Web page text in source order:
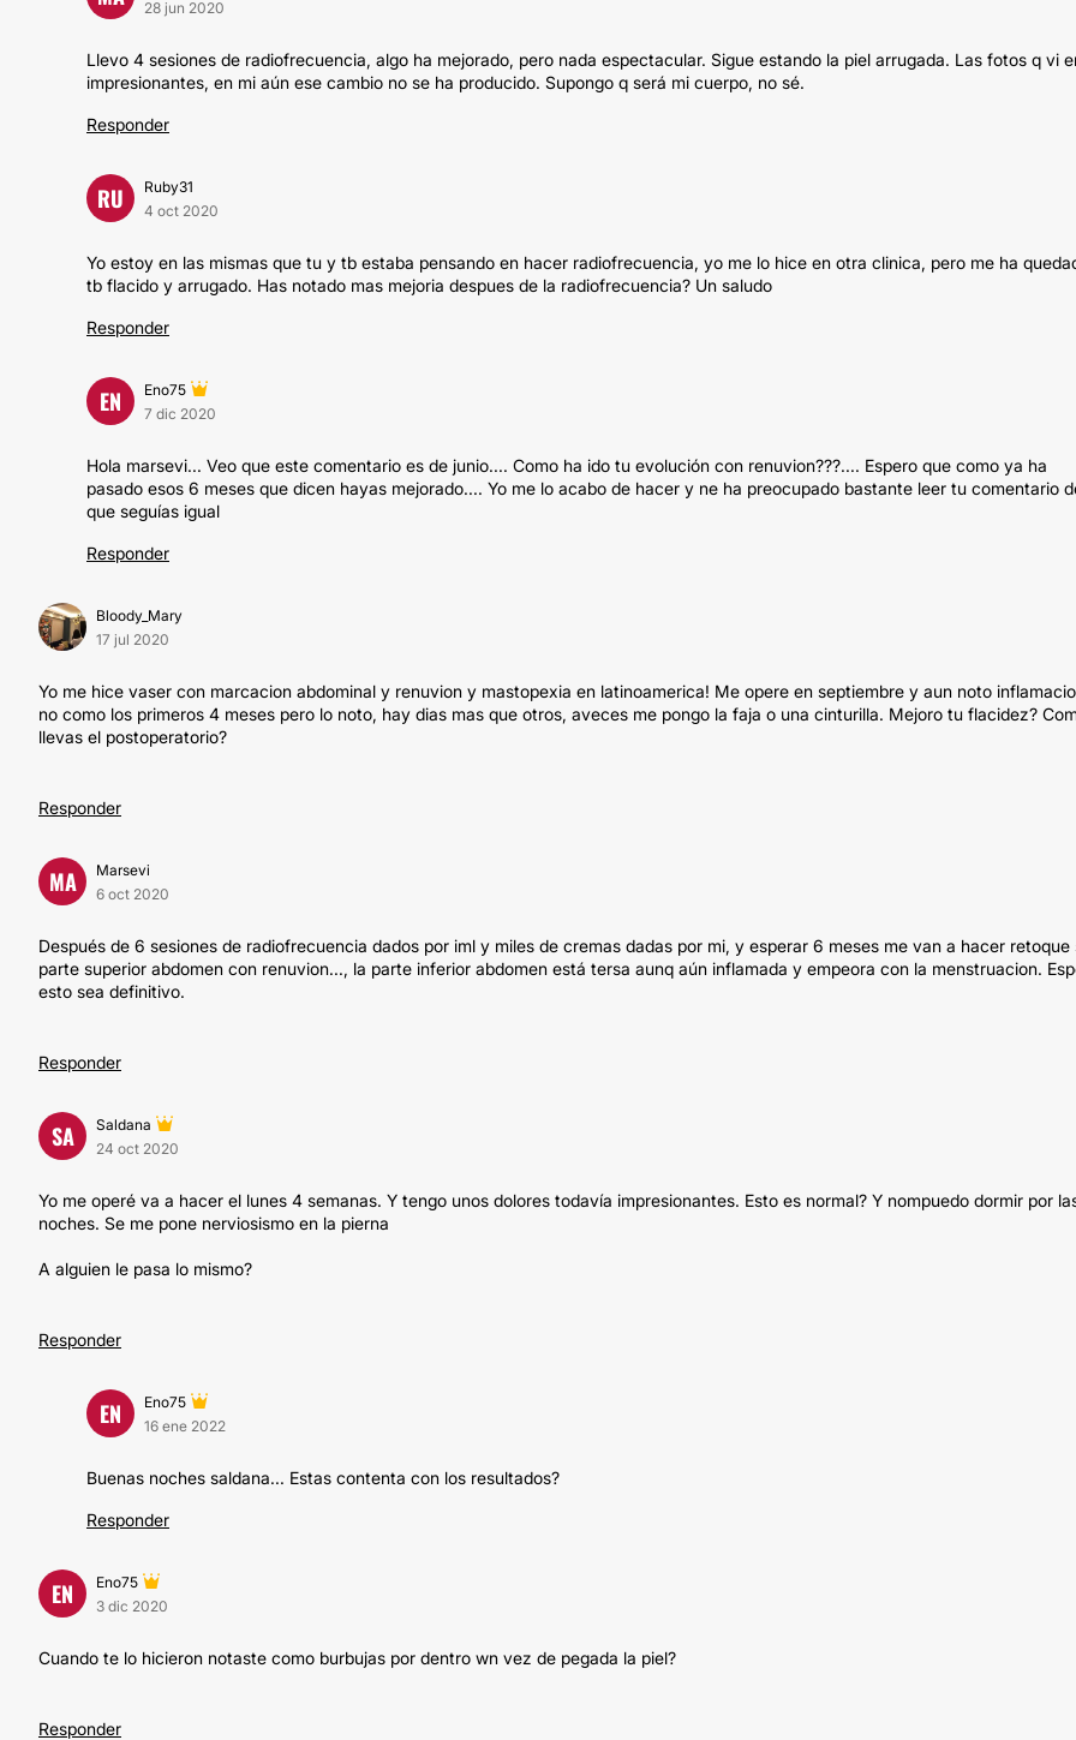
28 jun 2020
Llevo 4 sesiones de radiofrecuencia, algo ha mejorado, pero nada espectacular. Sigue estando la piel arrugada. Las fotos q vi
impresionantes, en mi aún ese cambio no se ha producido. Supongo q será mi cuerpo, no sé.
Responder
RU
Ruby31
4 oct 2020
Yo estoy en las mismas que tu y tb estaba pensando en hacer radiofrecuencia, yo me lo hice en otra clinica, pero me ha
tb flacido y arrugado. Has notado mas mejoria despues de la radiofrecuencia? Un saludo
Responder
EN
Eno75
7 dic 2020
Hola marsevi... Veo que este comentario es de junio.... Como ha ido tu evolución con renuvion???.... Espero que como ya ha
pasado esos 6 meses que dicen hayas mejorado.... Yo me lo acabo de hacer y ne ha preocupado bastante leer tu comentario
que seguías igual
Responder
Bloody_Mary
17 jul 2020
Yo me hice vaser con marcacion abdominal y renuvion y mastopexia en latinoamerica! Me opere en septiembre y aun noto
no como los primeros 4 meses pero lo noto, hay dias mas que otros, aveces me pongo la faja o una cinturilla. Mejoro tu flacidez?
llevas el postoperatorio?
Responder
MA
Marsevi
6 oct 2020
Después de 6 sesiones de radiofrecuencia dados por iml y miles de cremas dadas por mi, y esperar 6 meses me van a hacer retoque
parte superior abdomen con renuvion..., la parte inferior abdomen está tersa aunq aún inflamada y empeora con la menstruacion.
esto sea definitivo.
Responder
SA
Saldana
24 oct 2020
Yo me operé va a hacer el lunes 4 semanas. Y tengo unos dolores todavía impresionantes. Esto es normal? Y nompuedo dormir por
noches. Se me pone nerviosismo en la pierna
A alguien le pasa lo mismo?
Responder
EN
Eno75
16 ene 2022
Buenas noches saldana... Estas contenta con los resultados?
Responder
EN
Eno75
3 dic 2020
Cuando te lo hicieron notaste como burbujas por dentro wn vez de pegada la piel?
Responder